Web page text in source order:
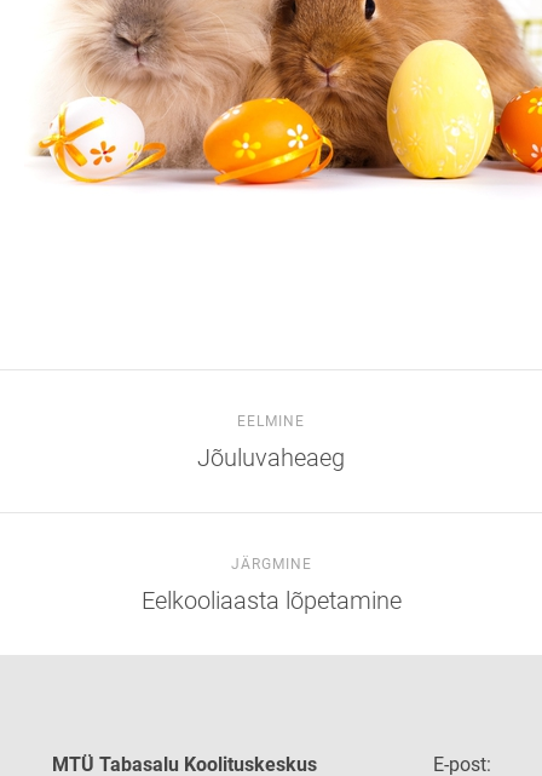
EELMINE
Jõuluvaheaeg
JÄRGMINE
Eelkooliaasta lõpetamine
MTÜ Tabasalu Koolituskeskus E-post: